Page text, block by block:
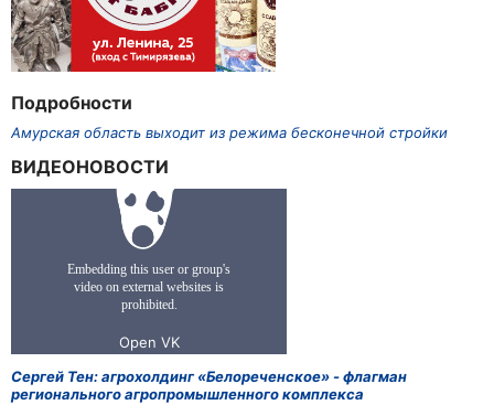
Подробности
Амурская область выходит из режима бесконечной стройки
ВИДЕОНОВОСТИ
Сергей Тен: агрохолдинг «Белореченское» - флагман
регионального агропромышленного комплекса